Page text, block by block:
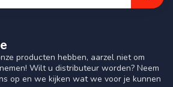
producten hebben, aarzel niet om
Wilt u distributeur worden? Neem
op en we kijken wat we voor je kunnen